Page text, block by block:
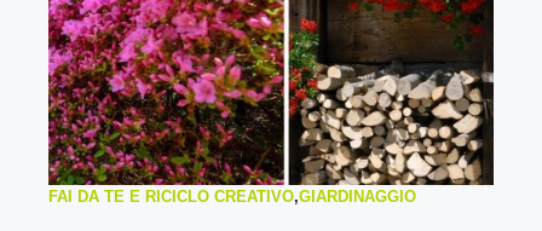
FAI DA TE E RICICLO CREATIVO,GIARDINAGGIO